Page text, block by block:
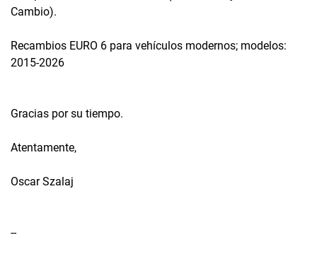
Cambio).
Recambios EURO 6 para vehículos modernos; modelos:
2015-2026
Gracias por su tiempo.
Atentamente,
Oscar Szalaj
--